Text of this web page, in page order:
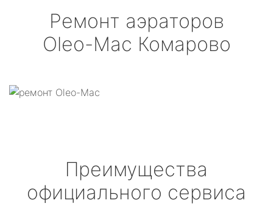
Ремонт аэраторов
Oleo-Mac Комарово
Преимущества
официального сервиса